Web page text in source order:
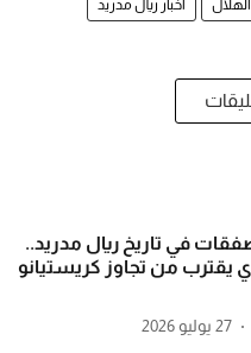
أخبار ريال مدريد
في تاريخ ريال مدريد..
يقترب من تجاوز كريستيانو
27 يوليو 2026